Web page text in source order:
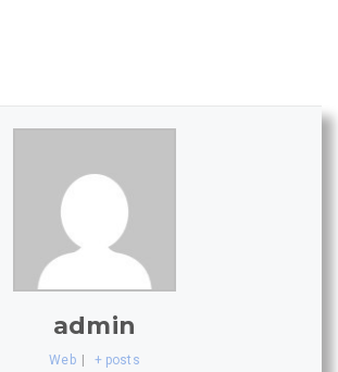
admin
Web + posts